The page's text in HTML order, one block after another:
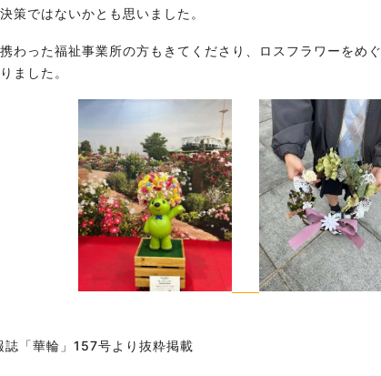
策ではないかとも思いました。
わった福祉事業所の方もきてくださり、ロスフラワーをめ
ました。
「華輪」157号より抜粋掲載